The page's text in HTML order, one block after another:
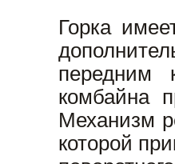
Горка
передним
комбайна
Механизм
которой